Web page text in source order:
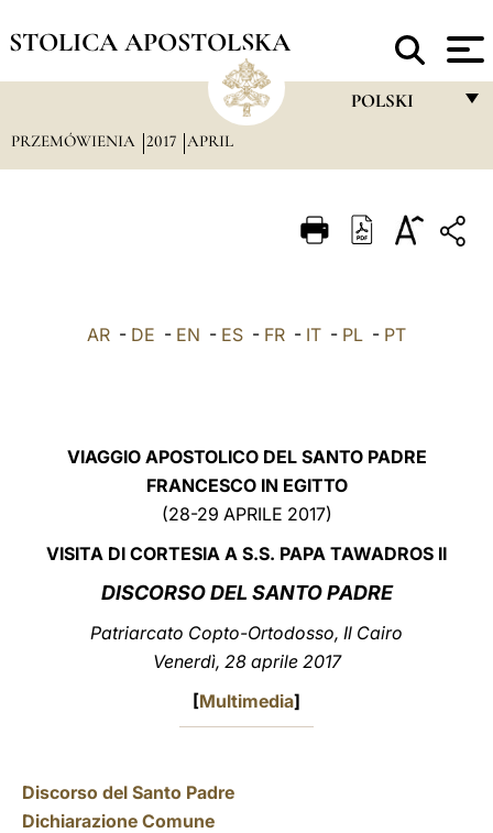
STOLICA APOSTOLSKA
POLSKI
ITALIANO
PRZEMÓWIENIA 2017 APRIL
AR - DE - EN - ES - FR - IT - PL - PT
VIAGGIO APOSTOLICO DEL SANTO PADRE
FRANCESCO IN EGITTO
(28-29 APRILE 2017)
VISITA DI CORTESIA A S.S. PAPA TAWADROS II
DISCORSO DEL SANTO PADRE
Patriarcato Copto-Ortodosso, Il Cairo
Venerdì, 28 aprile 2017
[Multimedia]
Discorso del Santo Padre
Dichiarazione Comune